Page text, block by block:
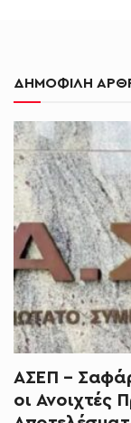
ΔΗΜΟΦΙΛΗ
ΑΣΕΠ –
οι Ανοιχτές